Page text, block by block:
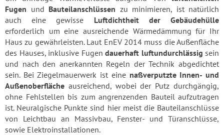
Fugen und Bauteilanschlüssen zu minimieren, ist natürlich
auch eine gewisse Luftdichtheit der Gebäudehülle
erforderlich um eine ausreichende Wärmedämmung für Ihr
Haus zu gewährleisten. Laut EnEV 2014 muss die Außenfläche
des Hauses, inklusive Fugen dauerhaft luftundurchlässig sein
und nach den anerkannten Regeln der Technik abgedichtet
sein. Bei Ziegelmauerwerk ist eine naßverputzte Innen- und
Außenoberfläche ausreichend, wobei der Putz durchgängig,
ohne Fehlstellen bis zum angrenzenden Bauteil aufzutragen
ist. Neuralgische Punkte sind hier meist die Bauteilanschlüsse
von Leichtbau an Massivbau, Fenster- und Türanschlüsse,
sowie Elektroinstallationen.